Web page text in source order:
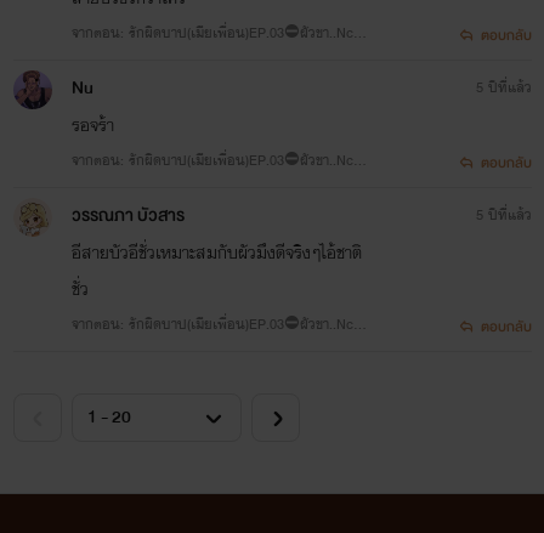
จากตอน: รักผิดบาป(เมียเพื่อน)EP.03⛔ผัวขา..Nc+ยั
ตอบกลับ
Nu
รอจร้า
จากตอน: รักผิดบาป(เมียเพื่อน)EP.03⛔ผัวขา..Nc+ยั
5 ปีที่แล้ว
ตอบกลับ
วรรณภา บัวสาร
อีสายบัวอีชั่วเหมาะสมกับผัวมึงดีจริงๆไอ้ชาติ
ชั่ว
จากตอน: รักผิดบาป(เมียเพื่อน)EP.03⛔ผัวขา..Nc+ยั
5 ปีที่แล้ว
ตอบกลับ